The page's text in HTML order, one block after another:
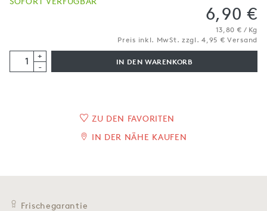
6,90 €
13,80 € / Kg
Preis inkl. MwSt. zzgl. 4,95 € Versand
+
-
IN DEN WARENKORB
ZU DEN FAVORITEN
IN DER NÄHE KAUFEN
Frischegarantie